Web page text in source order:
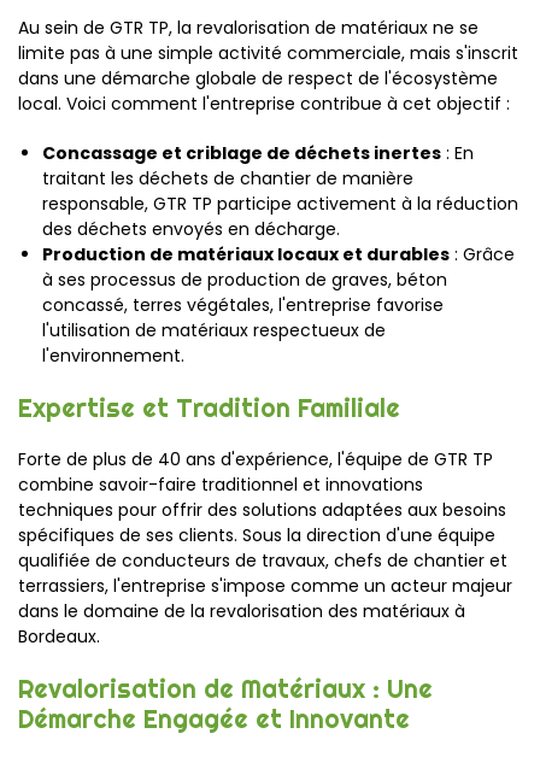
Au sein de GTR TP, la revalorisation de matériaux ne se
limite pas à une simple activité commerciale, mais s'inscrit
dans une démarche globale de respect de l'écosystème
local. Voici comment l'entreprise contribue à cet objectif :
Concassage et criblage de déchets inertes : En
traitant les déchets de chantier de manière
responsable, GTR TP participe activement à la réduction
des déchets envoyés en décharge.
Production de matériaux locaux et durables : Grâce
à ses processus de production de graves, béton
concassé, terres végétales, l'entreprise favorise
l'utilisation de matériaux respectueux de
l'environnement.
Expertise et Tradition Familiale
Forte de plus de 40 ans d'expérience, l'équipe de GTR TP
combine savoir-faire traditionnel et innovations
techniques pour offrir des solutions adaptées aux besoins
spécifiques de ses clients. Sous la direction d'une équipe
qualifiée de conducteurs de travaux, chefs de chantier et
terrassiers, l'entreprise s'impose comme un acteur majeur
dans le domaine de la revalorisation des matériaux à
Bordeaux.
Revalorisation de Matériaux : Une
Démarche Engagée et Innovante